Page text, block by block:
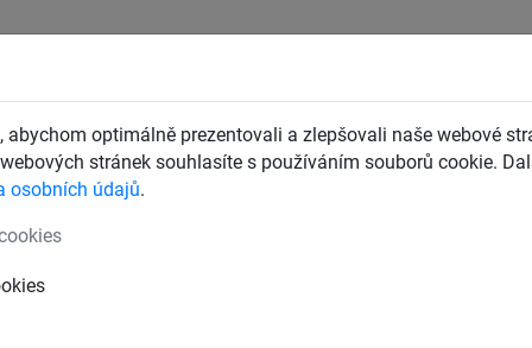
abychom optimálně prezentovali a zlepšovali naše webové
stránek souhlasíte s používáním souborů cookie.
osobních údajů.
ZÁCHYTNÉ BEZPEČNOSTNÍ SÍTĚ DĚTSKÁ LANOVÁ
sítím